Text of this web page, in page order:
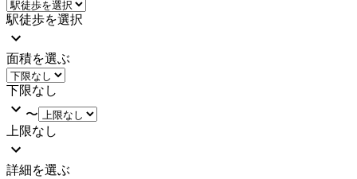
駅徒歩を選択
面積を選ぶ
下限なし
〜
上限なし
詳細を選ぶ